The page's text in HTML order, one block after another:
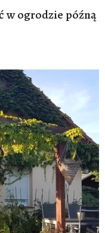
w ogrodzie późną